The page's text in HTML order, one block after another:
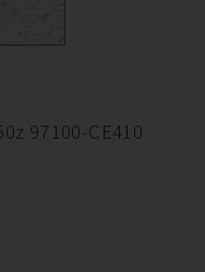
97100-CE410